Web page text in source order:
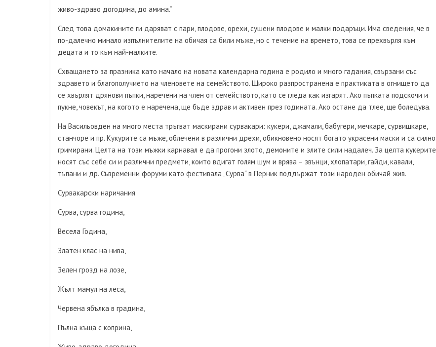
живо-здраво догодина, до амина.“
След това домакините ги даряват с пари, плодове, орехи, сушени плодове и малки подаръци. Има сведения, че в
по-далечно минало изпълнителите на обичая са били мъже, но с течение на времето, това се прехвърля към
децата и то към най-малките.
Схващането за празника като начало на новата календарна година е родило и много гадания, свързани със
здравето и благополучието на членовете на семейството. Широко разпространена е практиката в огнището да
се хвърлят дрянови пъпки, наречени на член от семейството, като се гледа как изгарят. Ако пъпката подскочи и
пукне, човекът, на когото е наречена, ще бъде здрав и активен през годината. Ако остане да тлее, ще боледува.
На Васильовден на много места тръгват маскирани сурвакари: кукери, джамали, бабугери, мечкаре, сурвишкаре,
станчоре и пр. Кукурите са мъже, облечени в различни дрехи, обикновено носят богато украсени маски и са силно
гримирани. Целта на този мъжки карнавал е да прогони злото, демоните и злите сили надалеч. За целта кукерите
носят със себе си и различни предмети, които вдигат голям шум и врява – звънци, хлопатари, гайди, кавали,
тъпани и др. Съвременни форуми като фестивала „Сурва“ в Перник поддържат този народен обичай жив.
Сурвакарски наричания
Сурва, сурва година,
Весела Година,
Златен клас на нива,
Зелен грозд на лозе,
Жълт мамул на леса,
Червена ябълка в градина,
Пълна къща с коприна,